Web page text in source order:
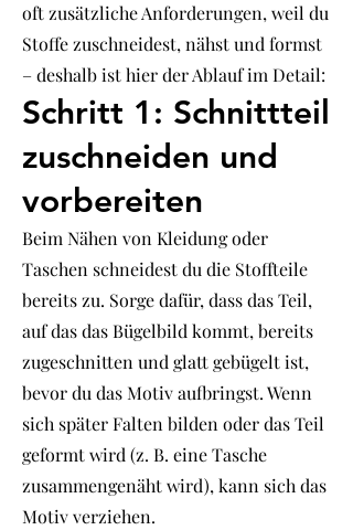
oft zusätzliche Anforderungen, weil du
Stoffe zuschneidest, nähst und formst
– deshalb ist hier der Ablauf im Detail:
Schritt 1: Schnittteil
zuschneiden und
vorbereiten
Beim Nähen von Kleidung oder
Taschen schneidest du die Stoffteile
bereits zu. Sorge dafür, dass das Teil,
auf das das Bügelbild kommt, bereits
zugeschnitten und glatt gebügelt ist,
bevor du das Motiv aufbringst. Wenn
sich später Falten bilden oder das Teil
geformt wird (z. B. eine Tasche
zusammengenäht wird), kann sich das
Motiv verziehen.